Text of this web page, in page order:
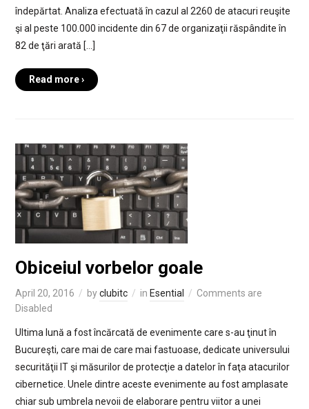
îndepărtat. Analiza efectuată în cazul al 2260 de atacuri reuşite
şi al peste 100.000 incidente din 67 de organizaţii răspândite în
82 de ţări arată […]
Read more ›
Obiceiul vorbelor goale
April 20, 2016 byclubitc in Esential
Comments are
Disabled
Ultima lună a fost încărcată de evenimente care s-au ţinut în
Bucureşti, care mai de care mai fastuoase, dedicate universului
securităţii IT şi măsurilor de protecţie a datelor în faţa atacurilor
cibernetice. Unele dintre aceste evenimente au fost amplasate
chiar sub umbrela nevoii de elaborare pentru viitor a unei